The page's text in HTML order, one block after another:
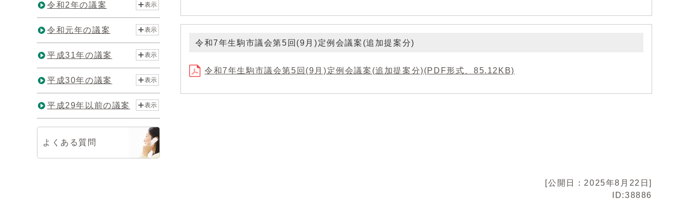
令和7年生駒市議会第5回(9月)定例会議案(追加提案分)
令和7年生駒市議会第5回(9月)定例会議案(追加提案分)(PDF形式、85.12KB)
令和2年の議案 表示
令和元年の議案 表示
平成31年の議案 表示
平成30年の議案 表示
平成29年以前の議案 表示
よくある質問
[公開日：2025年8月22日]
ID:38886